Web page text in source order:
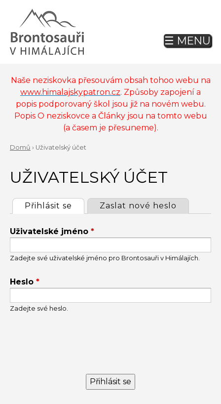
navigation
Naše neziskovka přesouvám obsah tohoo webu na
www.himalajskypatron.cz. Způsoby zapojení a
popis podporovaný škol jsou již na novém webu.
Popis O neziskovce a Články jsou na tomto webu
(a časem je přesuneme).
ARE
HERE
Domů › Uživatelský účet
to
top
UŽIVATELSKÝ ÚČET
PRIMARY
TABS
Přihlásit se (active tab)Zaslat nové heslo
Uživatelské jméno *
Zadejte své uživatelské jméno pro Brontosauři v Himálajích.
Heslo *
Zadejte své heslo.
Back
to
☰ MENU